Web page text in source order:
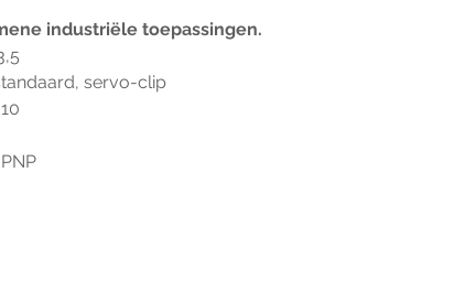
industriële toepassingen.
servo-clip